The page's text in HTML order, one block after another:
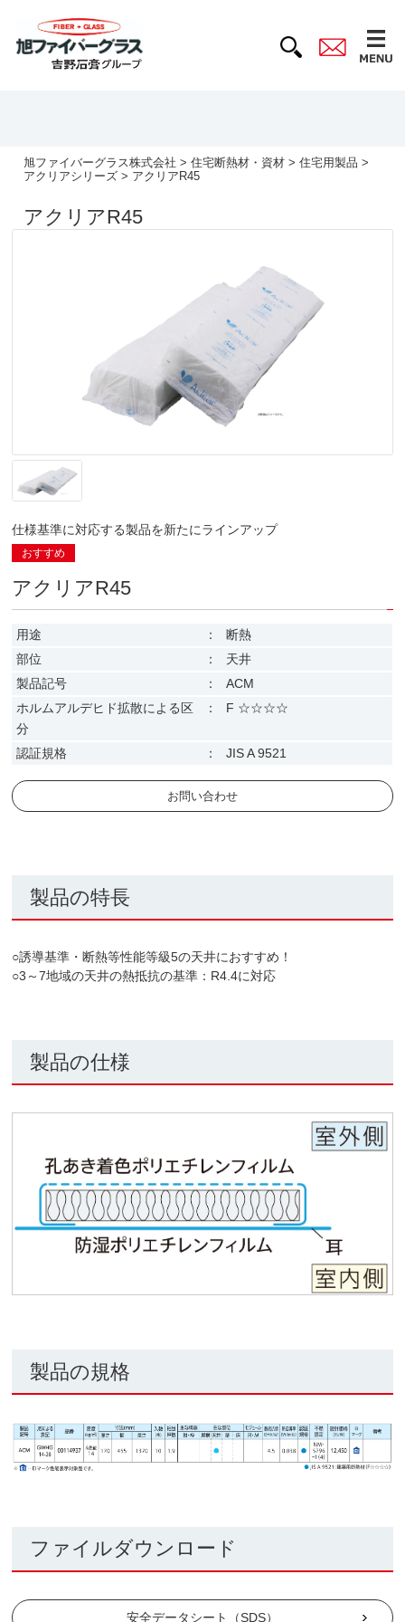
旭ファイバーグラス株式会社 >住宅断熱材・資材 >住宅用製品 >
アクリアシリーズ > アクリアR45
アクリアR45
仕様基準に対応する製品を新たにラインアップ
おすすめ
アクリアR45
用途 ：
断熱
部位
：
天井
製品記号
：
ACM
ホルムアルデヒド拡散による区
分
： F ☆☆☆☆
認証規格 ： JIS A 9521
お問い合わせ
製品の特長
○誘導基準・断熱等性能等級5の天井におすすめ！
○3～7地域の天井の熱抵抗の基準：R4.4に対応
製品の仕様
製品の規格
ファイルダウンロード
安全データシート（SDS）